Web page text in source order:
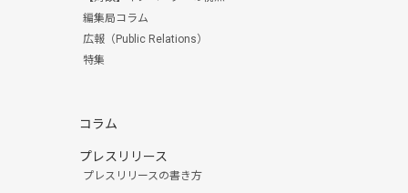
編集局コラム
広報（Public Relations）
特集
コラム
プレスリリース
プレスリリースの書き方